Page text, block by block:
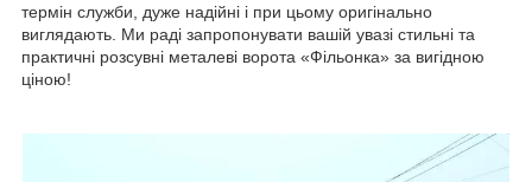
термін служби, дуже надійні і при цьому оригінально
виглядають. Ми раді запропонувати вашій увазі стильні та
практичні розсувні металеві ворота «Фільонка» за вигідною
ціною!